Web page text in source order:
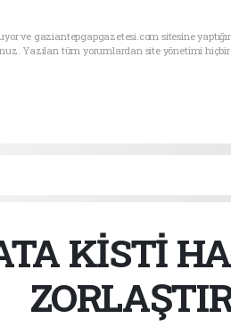
ve gaziantepgapgazetesi.com sitesine
Yazılan tüm yorumlardan site yönetimi
KİSTİ